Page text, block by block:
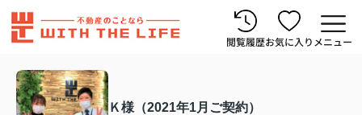
閲覧履歴お気に入り メニュー
Ｋ様（2021年1月ご契約）